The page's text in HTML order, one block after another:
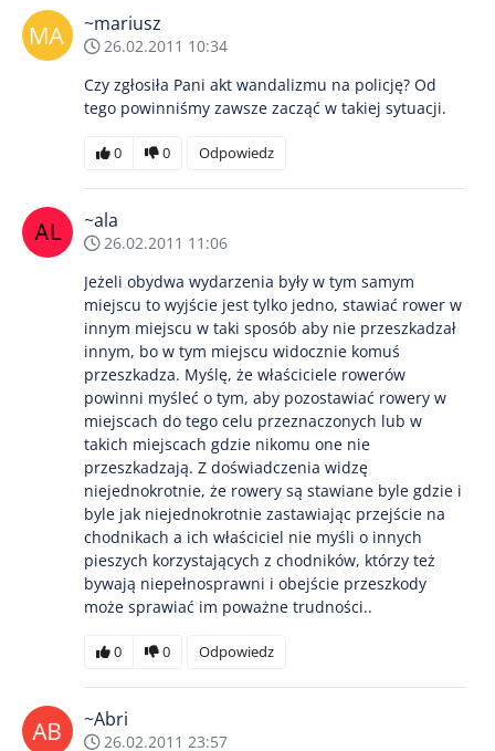
~mariusz
26.02.2011 10:34
Czy zgłosiła Pani akt wandalizmu na policję? Od
tego powinniśmy zawsze zacząć w takiej sytuacji.
0 0 Odpowiedz
~ala
26.02.2011 11:06
Jeżeli obydwa wydarzenia były w tym samym
miejscu to wyjście jest tylko jedno, stawiać rower w
innym miejscu w taki sposób aby nie przeszkadzał
innym, bo w tym miejscu widocznie komuś
przeszkadza. Myślę, że właściciele rowerów
powinni myśleć o tym, aby pozostawiać rowery w
miejscach do tego celu przeznaczonych lub w
takich miejscach gdzie nikomu one nie
przeszkadzają. Z doświadczenia widzę
niejednokrotnie, że rowery są stawiane byle gdzie i
byle jak niejednokrotnie zastawiając przejście na
chodnikach a ich właściciel nie myśli o innych
pieszych korzystających z chodników, którzy też
bywają niepełnosprawni i obejście przeszkody
może sprawiać im poważne trudności..
0 0 Odpowiedz
~Abri
26.02.2011 23:57